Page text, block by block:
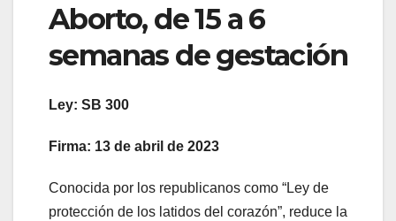
Aborto, de 15 a 6
semanas de gestación
Ley: SB 300
Firma: 13 de abril de 2023
Conocida por los republicanos como “Ley de
protección de los latidos del corazón”, reduce la